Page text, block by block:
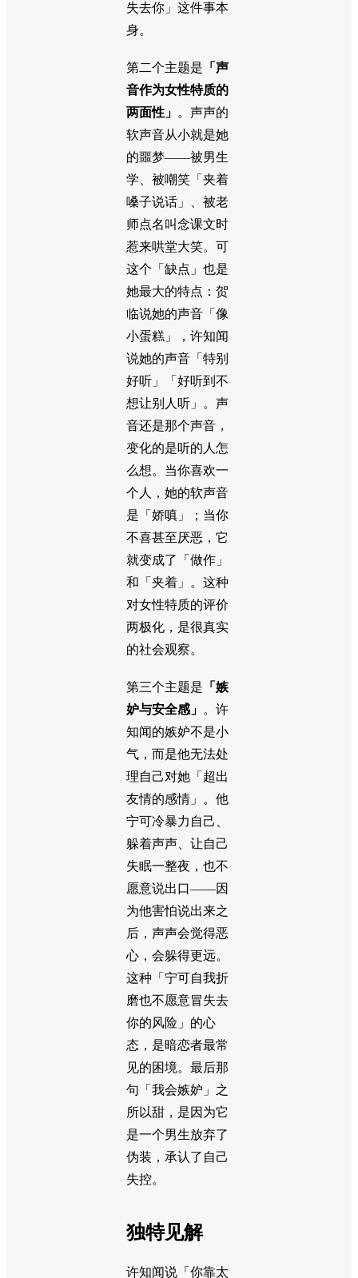
失去你」这件事本
身。
第二个主题是 「声
音作为女性特质的
两面性」 。声声的
软声音从小就是她
的噩梦——被男生
学、被嘲笑「夹着
嗓子说话」、被老
师点名叫念课文时
惹来哄堂大笑。可
这个「缺点」也是
她最大的特点：贺
临说她的声音「像
小蛋糕」，许知闻
说她的声音「特别
好听」「好听到不
想让别人听」。声
音还是那个声音，
变化的是听的人怎
么想。当你喜欢一
个人，她的软声音
是「娇嗔」；当你
不喜甚至厌恶，它
就变成了「做作」
和「夹着」。这种
对女性特质的评价
两极化，是很真实
的社会观察。
第三个主题是 「嫉
妒与安全感」 。许
知闻的嫉妒不是小
气，而是他无法处
理自己对她「超出
友情的感情」。他
宁可冷暴力自己、
躲着声声、让自己
失眠一整夜，也不
愿意说出口——因
为他害怕说出来之
后，声声会觉得恶
心，会躲得更远。
这种「宁可自我折
磨也不愿意冒失去
你的风险」的心
态，是暗恋者最常
见的困境。最后那
句「我会嫉妒」之
所以甜，是因为它
是一个男生放弃了
伪装，承认了自己
失控。
独特见解
许知闻说「你靠太